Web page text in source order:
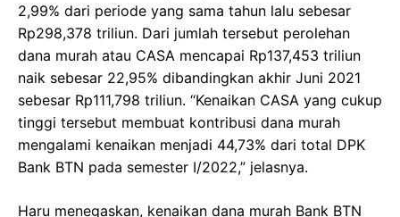
2,99% dari periode yang sama tahun lalu sebesar
Rp298,378 triliun. Dari jumlah tersebut perolehan
dana murah atau CASA mencapai Rp137,453 triliun
naik sebesar 22,95% dibandingkan akhir Juni 2021
sebesar Rp111,798 triliun. “Kenaikan CASA yang cukup
tinggi tersebut membuat kontribusi dana murah
mengalami kenaikan menjadi 44,73% dari total DPK
Bank BTN pada semester I/2022,” jelasnya.
Haru menegaskan, kenaikan dana murah Bank BTN